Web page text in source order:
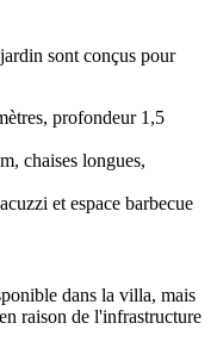
sont conçus pour
profondeur 1,5
chaises longues,
et espace barbecue
dans la villa, mais
raison de l'infrastructure